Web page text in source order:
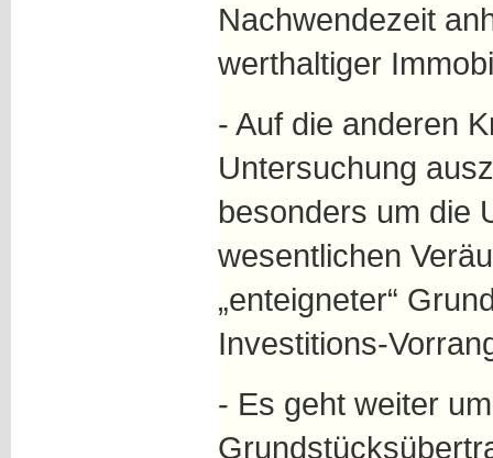
Nachwendezeit
werthaltiger
- Auf die anderen
Untersuchung
besonders um die
wesentlichen
„enteigneter“
Investitions-
- Es geht weiter